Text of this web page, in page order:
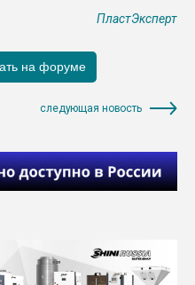
ПластЭксперт
следующая новость